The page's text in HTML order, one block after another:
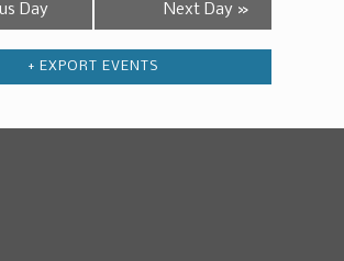
Day Next Day »
+ EXPORT EVENTS